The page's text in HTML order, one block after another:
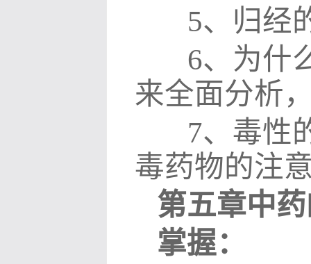
5、归经
6、为什
来全面分析
7、毒性
毒药物的注
第五章中
掌握：